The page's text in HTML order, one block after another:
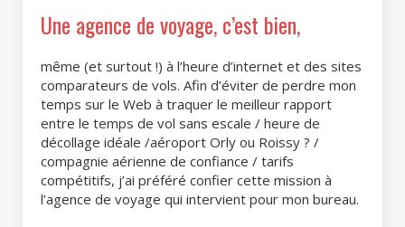
Une agence de voyage, c’est bien,
même (et surtout !) à l’heure d’internet et des sites
comparateurs de vols. Afin d’éviter de perdre mon
temps sur le Web à traquer le meilleur rapport
entre le temps de vol sans escale / heure de
décollage idéale /aéroport Orly ou Roissy ? /
compagnie aérienne de confiance / tarifs
compétitifs, j’ai préféré confier cette mission à
l’agence de voyage qui intervient pour mon bureau.